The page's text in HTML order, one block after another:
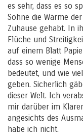
es sehr, dass es so
Söhne die Wärme
Zuhause gehabt. In
Flüche und
auf einem Blatt
dass so wenige
bedeutet, und wie
geben. Sicherlich
dieser Welt. Ich
mir darüber im
angesichts des
habe ich nicht.